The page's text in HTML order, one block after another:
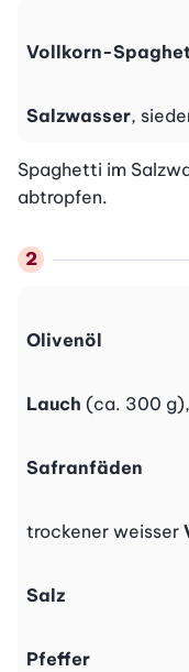
Vollkorn-
Salzwasser,
Spaghetti im
abtropfen.
Olivenöl
Lauch (ca. 300
Safranfäden
trockener weisser
Salz
Pfeffer